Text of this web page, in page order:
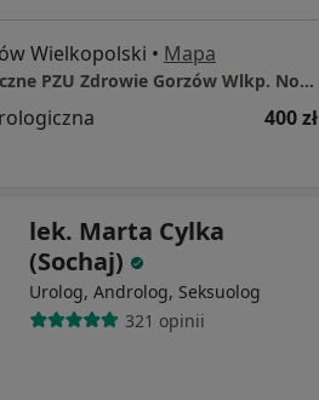
Wielkopolski • Mapa
Centrum Medyczne PZU Zdrowie Gorzów Wlkp. Nowa 5
400 zł
lek. Marta Cylka
(Sochaj)
Urolog, Androlog, Seksuolog
321 opinii